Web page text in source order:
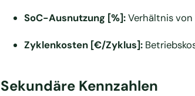
SoC-Ausnutzung [%]:Verhältnis von
Zyklenkosten [€/Zyklus]:
Sekundäre Kennzahlen